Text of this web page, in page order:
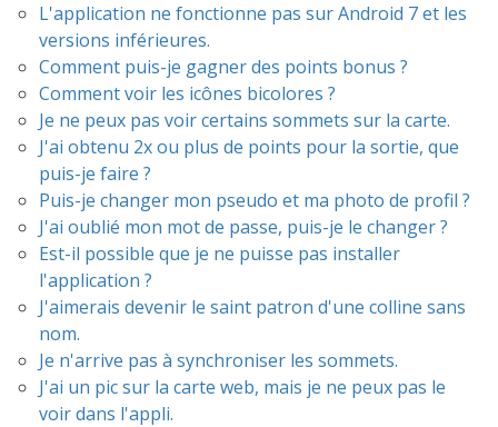
L'application ne fonctionne pas sur Android 7 et les
versions inférieures.
Comment puis-je gagner des points bonus ?
Comment voir les icônes bicolores ?
Je ne peux pas voir certains sommets sur la carte.
J'ai obtenu 2x ou plus de points pour la sortie, que
puis-je faire ?
Puis-je changer mon pseudo et ma photo de profil ?
J'ai oublié mon mot de passe, puis-je le changer ?
Est-il possible que je ne puisse pas installer
l'application ?
J'aimerais devenir le saint patron d'une colline sans
nom.
Je n'arrive pas à synchroniser les sommets.
J'ai un pic sur la carte web, mais je ne peux pas le
voir dans l'appli.